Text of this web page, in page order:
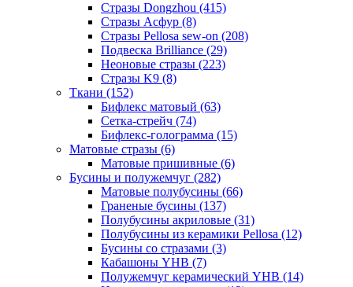
Стразы Dongzhou (415)
Стразы Асфур (8)
Стразы Pellosa sew-on (208)
Подвеска Brilliance (29)
Неоновые стразы (223)
Стразы K9 (8)
Ткани (152)
Бифлекс матовый (63)
Сетка-стрейч (74)
Бифлекс-голограмма (15)
Матовые стразы (6)
Матовые пришивные (6)
Бусины и полужемчуг (282)
Матовые полубусины (66)
Граненые бусины (137)
Полубусины акриловые (31)
Полубусины из керамики Pellosa (12)
Бусины со стразами (3)
Кабашоны YHB (7)
Полужемчуг керамический YHB (14)